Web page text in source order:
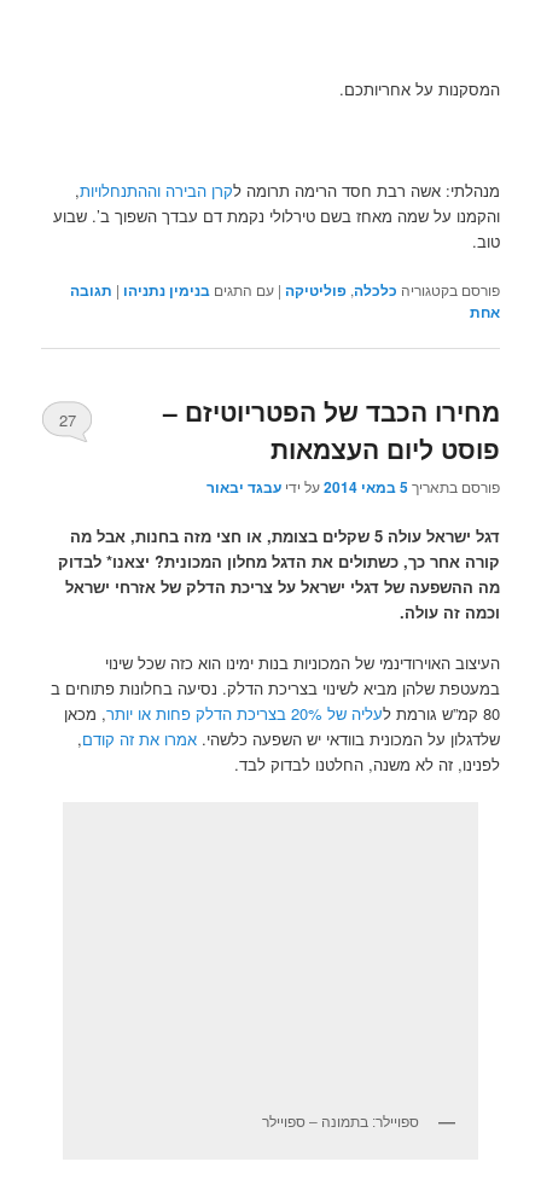
המסקנות על אחריותכם.
מנהלתי: אשה רבת חסד הרימה תרומה לקרן הבירה וההתנחלויות,
והקמנו על שמה מאחז בשם טירלולי נקמת דם עבדך השפוך ב’. שבוע
טוב.
פורסם בקטגוריה כלכלה,פוליטיקה |עם התגים בנימין נתניהו | תגובה
אחת
מחירו הכבד של הפטריוטיזם –
פוסט ליום העצמאות
פורסם בתאריך5 במאי 2014 על ידיעבגד יבאור
27
דגל ישראל עולה 5 שקלים בצומת, או חצי מזה בחנות, אבל מה
קורה אחר כך, כשתולים את הדגל מחלון המכונית? יצאנו* לבדוק
מה ההשפעה של דגלי ישראל על צריכת הדלק של אזרחי ישראל
וכמה זה עולה.
העיצוב האוירודינמי של המכוניות בנות ימינו הוא כזה שכל שינוי
במעטפת שלהן מביא לשינוי בצריכת הדלק. נסיעה בחלונות פתוחים ב
80 קמ”ש גורמת ל
עליה של 20% בצריכת הדלק פחות או יותר
, מכאן
שלדגלון על המכונית בוודאי יש השפעה כלשהי.אמרו את זה קודם,
לפנינו, זה לא משנה, החלטנו לבדוק לבד.
ספויילר: בתמונה – ספויילר